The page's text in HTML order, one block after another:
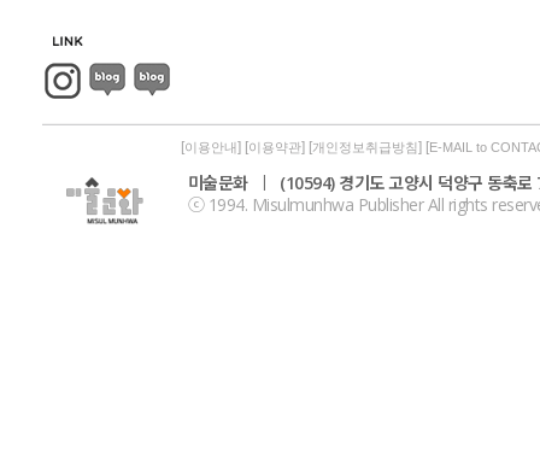
[이용안내] [이용약관] [개인정보취급방침] [E-MAIL to
미술문화 |
(10594) 경기도 고양시 덕양구 동축
ⓒ 1994. Misulmunhwa Publisher All rights